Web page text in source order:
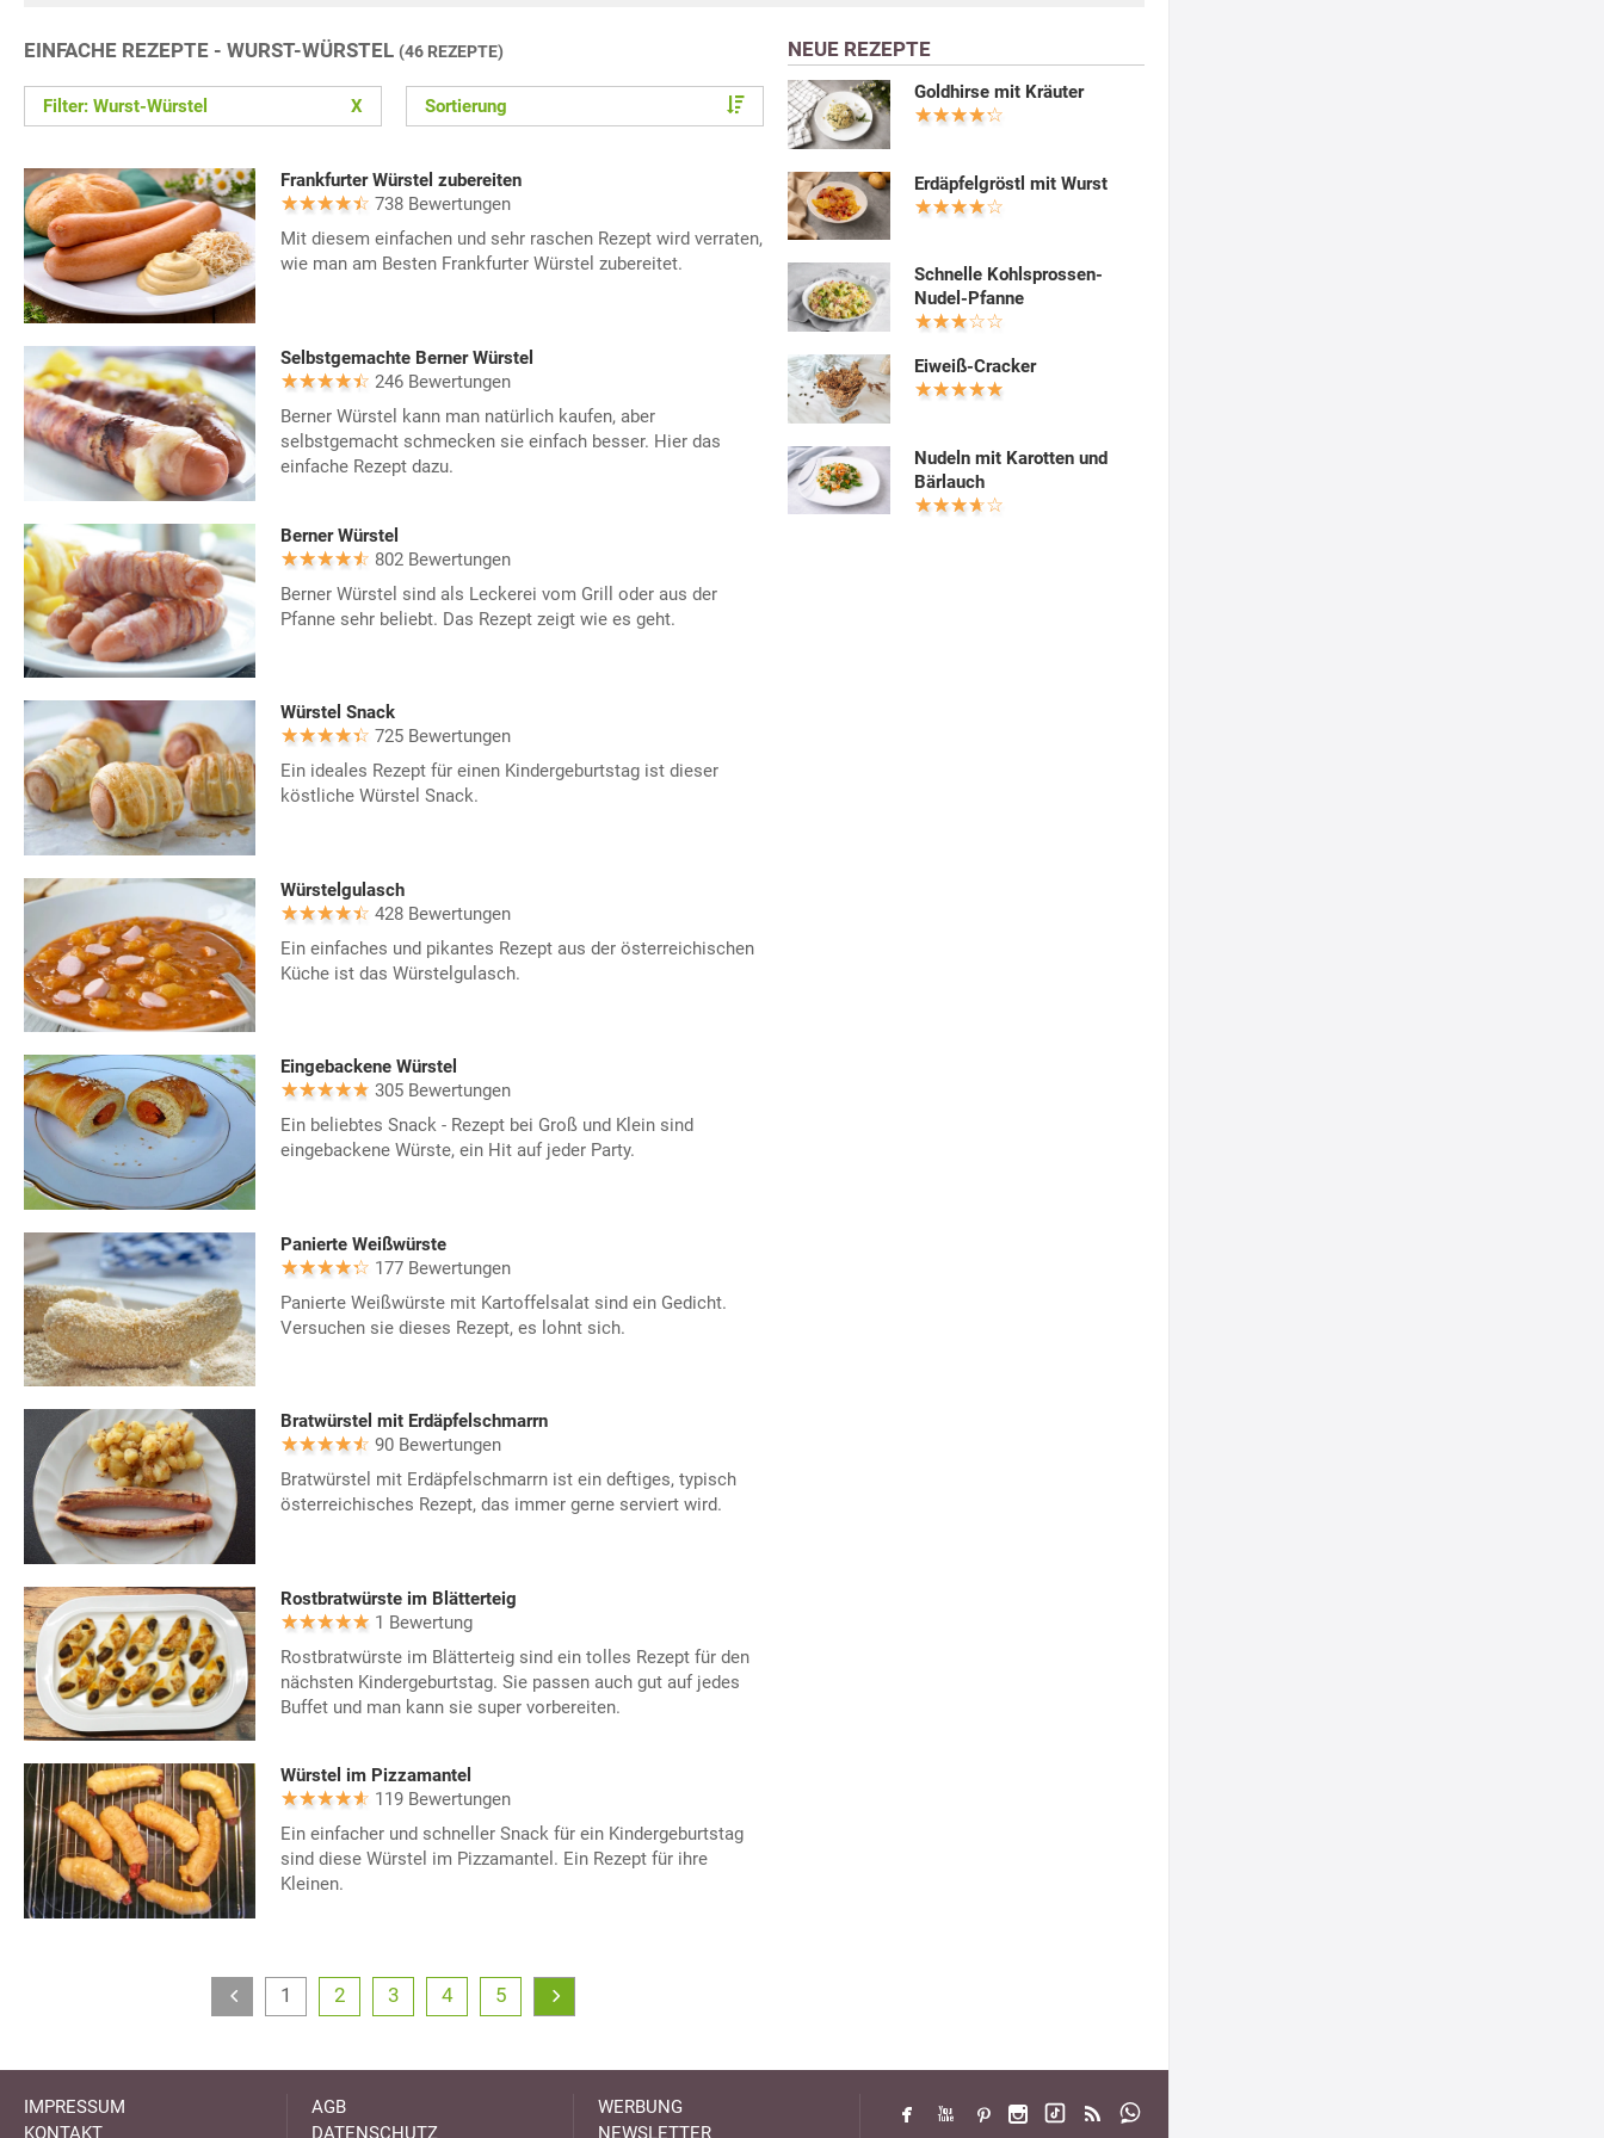
EINFACHE REZEPTE - WURST-WÜRSTEL (46 REZEPTE)
Filter: Wurst-Würstel X Sortierung
Frankfurter Würstel zubereiten
738 Bewertungen
Mit diesem einfachen und sehr raschen Rezept wird verraten,
wie man am Besten Frankfurter Würstel zubereitet.
Selbstgemachte Berner Würstel
246 Bewertungen
Berner Würstel kann man natürlich kaufen, aber
selbstgemacht schmecken sie einfach besser. Hier das
einfache Rezept dazu.
Berner Würstel
802 Bewertungen
Berner Würstel sind als Leckerei vom Grill oder aus der
Pfanne sehr beliebt. Das Rezept zeigt wie es geht.
Würstel Snack
725 Bewertungen
Ein ideales Rezept für einen Kindergeburtstag ist dieser
köstliche Würstel Snack.
Würstelgulasch
428 Bewertungen
Ein einfaches und pikantes Rezept aus der österreichischen
Küche ist das Würstelgulasch.
Eingebackene Würstel
305 Bewertungen
Ein beliebtes Snack - Rezept bei Groß und Klein sind
eingebackene Würste, ein Hit auf jeder Party.
Panierte Weißwürste
177 Bewertungen
Panierte Weißwürste mit Kartoffelsalat sind ein Gedicht.
Versuchen sie dieses Rezept, es lohnt sich.
Bratwürstel mit Erdäpfelschmarrn
90 Bewertungen
Bratwürstel mit Erdäpfelschmarrn ist ein deftiges, typisch
österreichisches Rezept, das immer gerne serviert wird.
Rostbratwürste im Blätterteig
1 Bewertung
Rostbratwürste im Blätterteig sind ein tolles Rezept für den
nächsten Kindergeburtstag. Sie passen auch gut auf jedes
Buffet und man kann sie super vorbereiten.
Würstel im Pizzamantel
119 Bewertungen
Ein einfacher und schneller Snack für ein Kindergeburtstag
sind diese Würstel im Pizzamantel. Ein Rezept für ihre
Kleinen.
1 2 3 4 5
NEUE REZEPTE
Goldhirse mit Kräuter
Erdäpfelgröstl mit Wurst
Schnelle Kohlsprossen-
Nudel-Pfanne
Eiweiß-Cracker
Nudeln mit Karotten und
Bärlauch
IMPRESSUM
KONTAKT
AGB
DATENSCHUTZ
WERBUNG
NEWSLETTER